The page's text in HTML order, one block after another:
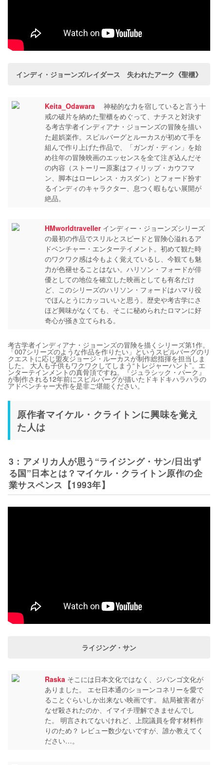
インディ・ジョーンズ/レイダース 失われたアーク《聖櫃》
Keita_Odawara 神秘的な力を宿していると言う十
戒の破片を納めた聖櫃をめぐって、ナチスと対決す
る考古学者インディアナ・ジョーンズの冒険を描い
た超娯楽作。スピルバーグとルーカスが初めて手を
組んで作り上げた作品で、「ガンガ・ディン」を始
め往年の冒険映画のエッセンスを全て注ぎ込んだそ
の内容（ストーリー原案はフィリップ・カウフマ
ン、脚本はローレンス・カスダン）とフォード扮す
るインディのキャラクター、息つく暇もない展開が
絶品。
HMworldtravellerインディー・ジョーンズシリーズ
の最初の作品でスリルとスピードと冒険心溢れるア
ドベンチャー・エンターテイメント。初めて観た時
のワクワク感は今もよく覚えているし、今観ても魅
力が色褪せることはない。ハリソン・フォードが俳
優としての地位を確立した映画としても有名だけ
ど、このシリーズのハリソン・フォードはハマり役
でほんとうにカッコいいと思う。歴史や考古学にさ
ほど興味がなくても、そこに秘められたロマンに好
奇心が掻き立てられる。
考古学者インディアナ・ジョーンズの冒険を描くシリーズ第1作。
「007シリーズのような作品を作りたい」というスピルバーグのリ
クエストに応じ盟友ジョージ・ルーカスが制作総指揮を担当しま
した。 大人も子供もワクワクしてしまう“トレジャーハント”。エ
ンターテインメントの真骨頂ですね。『ジュラシック・パーク』
が制作される12年前にスピルバーグが描いたドキドキハラハラの
アドベンチャー大作を是非ご堪能ください。
原作者マイケル・クライトンに興味を覚え
た人は
3：アメリカ人が思う“ライジング・サン/日出ず
る国”日本とは？マイケル・クライトン原作の企
業サスペンス【1993年】
ライジング・サン
Raska そこには日本文化ではなく、ジパンゴ文化が
ありました。 エセ日本通のショーンコネリーを愛で
ることぐらいしか出来ない映画です。 結局被害者が
なぜ殺されたのか、イマイチ理解できませんでし
た。 明言されてないけれど、上院議員を脅す材料作
りのため？ レビュー数少ないですが、誰か教えてく
ださい…。